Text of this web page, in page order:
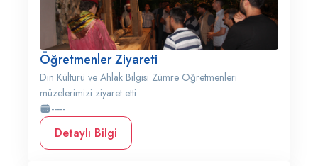
Öğretmenler Ziyareti
Din Kültürü ve Ahlak Bilgisi Zümre Öğretmenleri
müzelerimizi ziyaret etti
-----
Detaylı Bilgi